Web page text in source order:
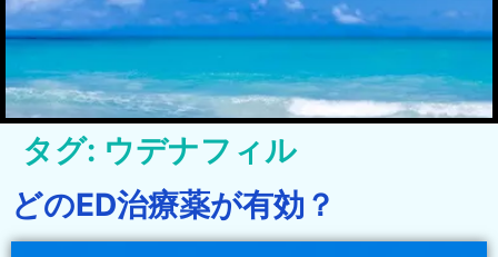
タグ: ウデナフィル
どのED治療薬が有効？